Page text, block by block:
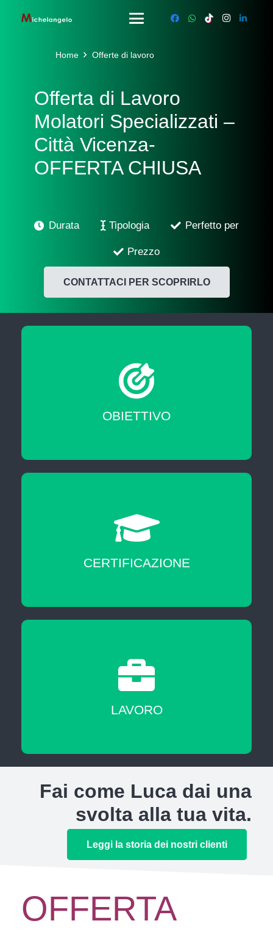
Home Offerte di lavoro
Offerta di Lavoro
Molatori Specializzati –
Città Vicenza-
OFFERTA CHIUSA
Durata Tipologia Perfetto per
Prezzo
CONTATTACI PER SCOPRIRLO
OBIETTIVO
Migliorare le tue skill professionali
CERTIFICAZIONE
LAVORO
A fine corso sarai messo in contatto con
Fai come Luca dai una
svolta alla tua vita.
Leggi la storia dei nostri clienti
OFFERTA